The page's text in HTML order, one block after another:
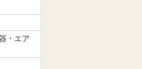
・エア